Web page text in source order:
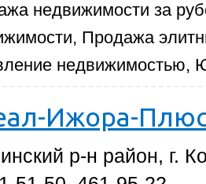
недвижимости за
Продажа
недвижимостью,
Ижора-
р-н район, г.